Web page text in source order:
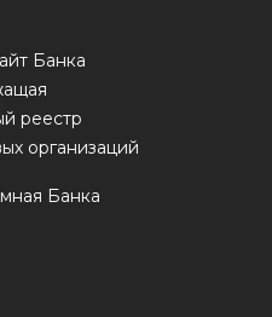
Банка
реестр
организаций
Банка